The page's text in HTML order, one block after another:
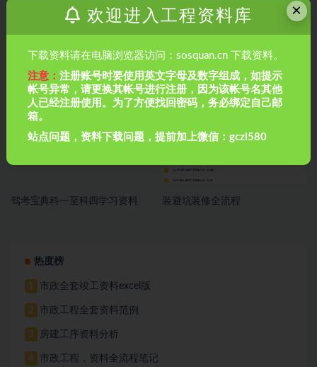
驾考宝典科一至科四学习资料 装避坑装修全流程
热度榜
1 市政全套竣工资料excel版
2 市政工程全套资料范例
3 房建工序资料分析
4 市政工程，资料全流程笔记
×
欢迎进入工程资料库
下载资料请在电脑浏览器访问：sosquan.cn 下载资料。
注意：注册账号时要使用英文字母及数字组成，如提示
帐号异常，请更换其帐号进行注册，因为该帐号名其他
人已经注册使用。为了方便找回密码，务必绑定自己邮
箱。
站点问题，资料下载问题，提前加上微信：gczl580